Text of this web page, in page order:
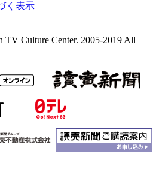
く表示
Culture Center. 2005-2019 All